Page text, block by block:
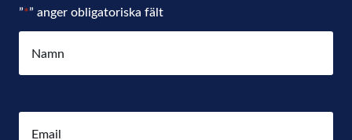
”*” anger obligatoriska fält
Namn*
E-
post*